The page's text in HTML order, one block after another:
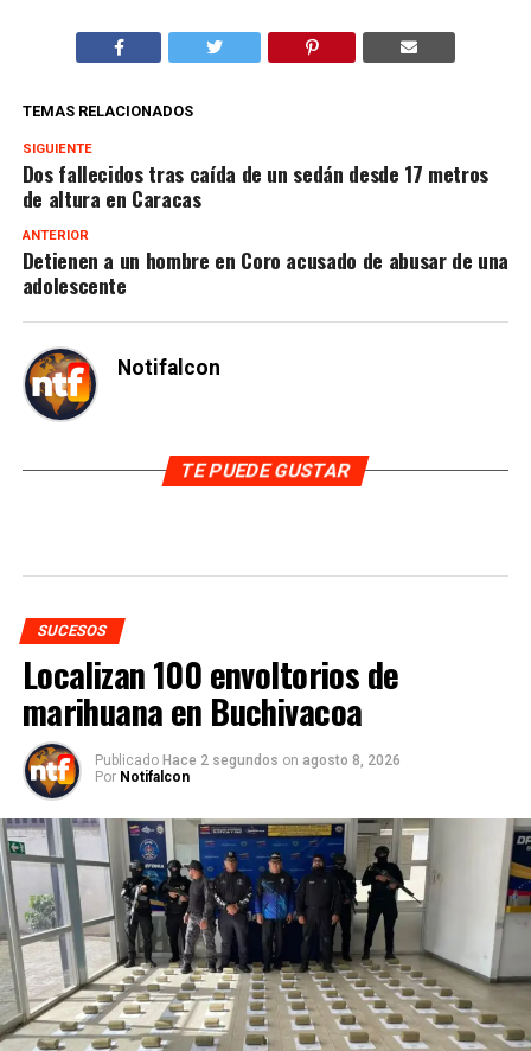
TEMAS RELACIONADOS
SIGUIENTE
Dos fallecidos tras caída de un sedán desde 17 metros
de altura en Caracas
ANTERIOR
Detienen a un hombre en Coro acusado de abusar de una
adolescente
Notifalcon
TE PUEDE GUSTAR
SUCESOS
Localizan 100 envoltorios de
marihuana en Buchivacoa
Publicado Hace 2 segundos on agosto 8, 2026
Por Notifalcon